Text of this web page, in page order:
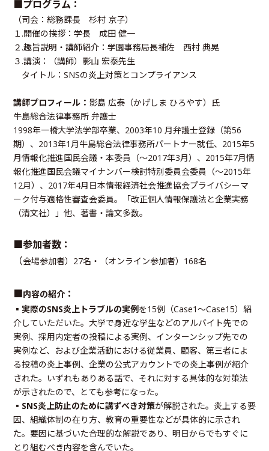
■プログラム：
（司会：総務課長 杉村 京子）
１.開催の挨拶：学⻑ 成⽥ 健⼀
２.趣旨説明・講師紹介：学園事務局⻑補佐 西村 典晃
３.講演：（講師）影山 宏泰先生
タイトル：SNSの炎上対策とコンプライアンス
講師プロフィール： 影島 広泰（かげしま ひろやす）氏
牛島総合法律事務所 弁護士
1998年⼀橋⼤学法学部卒業、2003年10 ⽉弁護⼠登録（第56
期）、2013年1⽉⽜島総合法律事務所パートナー就任、2015年5
⽉情報化推進国⺠会議・本委員（〜2017年3⽉）、2015年7⽉情
報化推進国⺠会議マイナンバー検討特別委員会委員（〜2015年
12⽉）、2017年4⽉⽇本情報経済社会推進協会プライバシーマ
ーク付与適格性審査会委員。「改正個⼈情報保護法と企業実務
（清⽂社）」他、著書・論⽂多数。
■参加者数：
（会場参加者）27名・（オンライン参加者）168名
■内容の紹介 ：
▪ 実際のSNS炎上トラブルの実例を15例（Case1～Case15）紹
介していただいた。大学で身近な学生などのアルバイト先での
実例、採用内定者の投稿による実例、インターンシップ先での
実例など、および企業活動における従業員、顧客、第三者によ
る投稿の炎上事例、企業の公式アカウントでの炎上事例が紹介
された。いずれもありある話で、それに対する具体的な対策法
が示されたので、とても参考になった。
▪ SNS炎上防止のために講ずべき対策が解説された。炎上する要
因、組織体制の在り方、教育の重要性などが具体的に示され
た。要因に基づいた合理的な解説であり、明日からでもすぐに
とり組むべき内容を含んでいた。